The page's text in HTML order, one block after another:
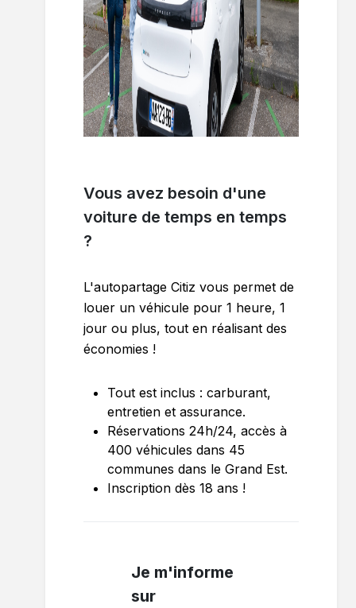
Vous avez besoin d'une
voiture de temps en temps
?
L'autopartage Citiz vous permet de
louer un véhicule pour 1 heure, 1
jour ou plus, tout en réalisant des
économies !
Tout est inclus : carburant,
entretien et assurance.
Réservations 24h/24, accès à
400 véhicules dans 45
communes dans le Grand Est.
Inscription dès 18 ans !
Je m'informe
sur